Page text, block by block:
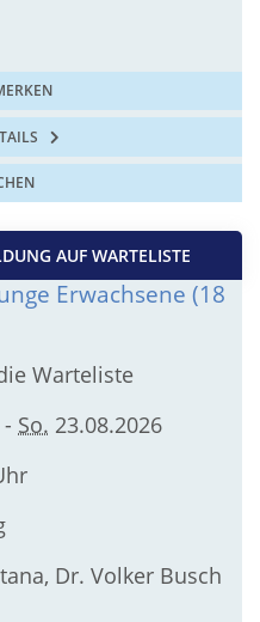
AUF WARTELISTE
Erwachsene (18
Warteliste
So. 23.08.2026
Dr. Volker Busch